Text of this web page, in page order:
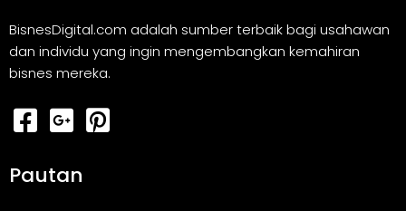
BisnesDigital.com adalah sumber terbaik bagi usahawan
dan individu yang ingin mengembangkan kemahiran
bisnes mereka.
Pautan